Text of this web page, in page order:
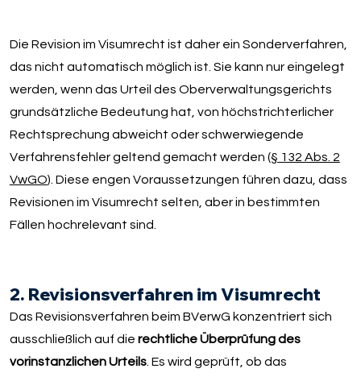
Die Revision im Visumrecht ist daher ein Sonderverfahren,
das nicht automatisch möglich ist. Sie kann nur eingelegt
werden, wenn das Urteil des Oberverwaltungsgerichts
grundsätzliche Bedeutung hat, von höchstrichterlicher
Rechtsprechung abweicht oder schwerwiegende
Verfahrensfehler geltend gemacht werden (§ 132 Abs. 2
VwGO). Diese engen Voraussetzungen führen dazu, dass
Revisionen im Visumrecht selten, aber in bestimmten
Fällen hochrelevant sind.
2. Revisionsverfahren im Visumrecht
Das Revisionsverfahren beim BVerwG konzentriert sich
ausschließlich auf die rechtliche Überprüfung des
vorinstanzlichen Urteils. Es wird geprüft, ob das